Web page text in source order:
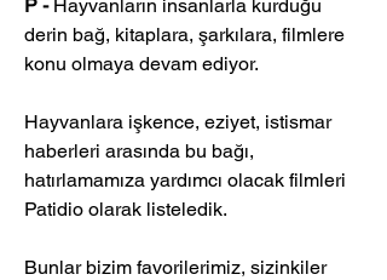
P - Hayvanların insanlarla kurduğu
derin bağ, kitaplara, şarkılara, filmlere
konu olmaya devam ediyor.
Hayvanlara işkence, eziyet, istismar
haberleri arasında bu bağı,
hatırlamamıza yardımcı olacak filmleri
Patidio olarak listeledik.
Bunlar bizim favorilerimiz, sizinkiler